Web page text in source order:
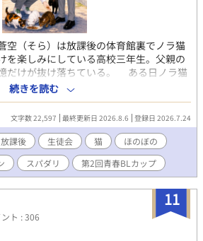
空（そら）は放課後の体育館裏でノラ猫
を楽しみにしている高校三年生。父親の
だけが抜け落ちている。 ある日ノラ猫
、学校の人気投票で四位になっていると
に来た。エントリーした覚えもない人
選挙を兼ね、蒼空はなりたくもない生徒
その上、人気投票一位でハイスペック
海斗（かいと）に『好きだ』『俺の彼
常の積み重ねの中、蒼空は海斗に惹かれ
いだからと言って平穏な毎日は過ごせ
）な蒼空と、ラジカル（急進的）な海
の恋と猫（ニャンコ）たちが季節を捲
30更新予定。 # 表紙絵・挿絵はAI生成で
プ参加中！ 応援・投票お願いします！ #
お願いします！ 励みになります！
続きを読む
文字数 22,597 最終更新日 2026.8.6 登録日 2026.7.24
放課後 生徒会 猫
ほのぼの
スパダリ 第2回青春BLカップ
11
ト : 306